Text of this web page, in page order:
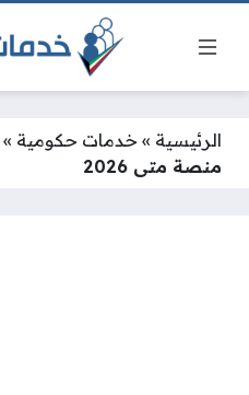
الرئيسية » خدمات حكومية »
منصة متى 2026